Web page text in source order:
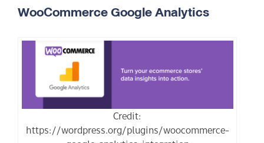
WooCommerce Google Analytics
Credit:
https://wordpress.org/plugins/woocommerce-